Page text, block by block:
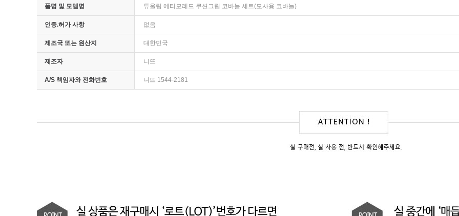
품명 및 모델명 튜울립 에티모레드 쿠션그립 코바늘 세트(모사용 코바늘)
인증.허가 사항 없음
제조국 또는 원산지 대한민국
제조자 니뜨
A/S 책임자와 전화번호 니뜨 1544-2181